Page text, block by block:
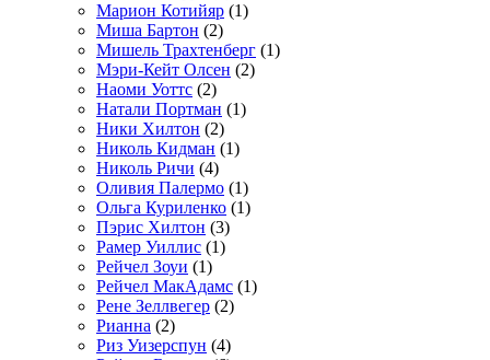
Марион Котийяр (1)
Миша Бартон (2)
Мишель Трахтенберг (1)
Мэри-Кейт Олсен (2)
Наоми Уоттс (2)
Натали Портман (1)
Ники Хилтон (2)
Николь Кидман (1)
Николь Ричи (4)
Оливия Палермо (1)
Ольга Куриленко (1)
Пэрис Хилтон (3)
Рамер Уиллис (1)
Рейчел Зоуи (1)
Рейчел МакАдамс (1)
Рене Зеллвегер (2)
Рианна (2)
Риз Уизерспун (4)